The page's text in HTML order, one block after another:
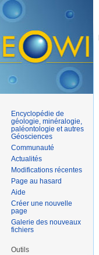
Encyclopédie de
géologie, minéralogie,
paléontologie et autres
Géosciences
Communauté
Actualités
Modifications récentes
Page au hasard
Aide
Créer une nouvelle
page
Galerie des nouveaux
fichiers
Outils